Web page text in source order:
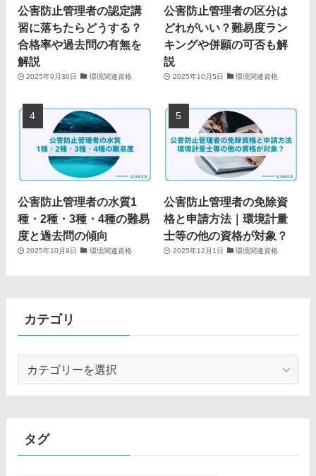
公害防止管理者の認定講
習に落ちたらどうする？
合格率や過去問の有無を
解説
2025年9月30日 環境関連資格
公害防止管理者の区分は
どれがいい？難易度ラン
キングや併願の可否も解
説
2025年10月5日 環境関連資格
公害防止管理者の水質1
種・2種・3種・4種の難易
度と過去問の傾向
2025年10月9日 環境関連資格
公害防止管理者の免除資
格と申請方法｜環境計量
士等の他の資格が対象？
2025年12月1日 環境関連資格
カテゴリ
タグ